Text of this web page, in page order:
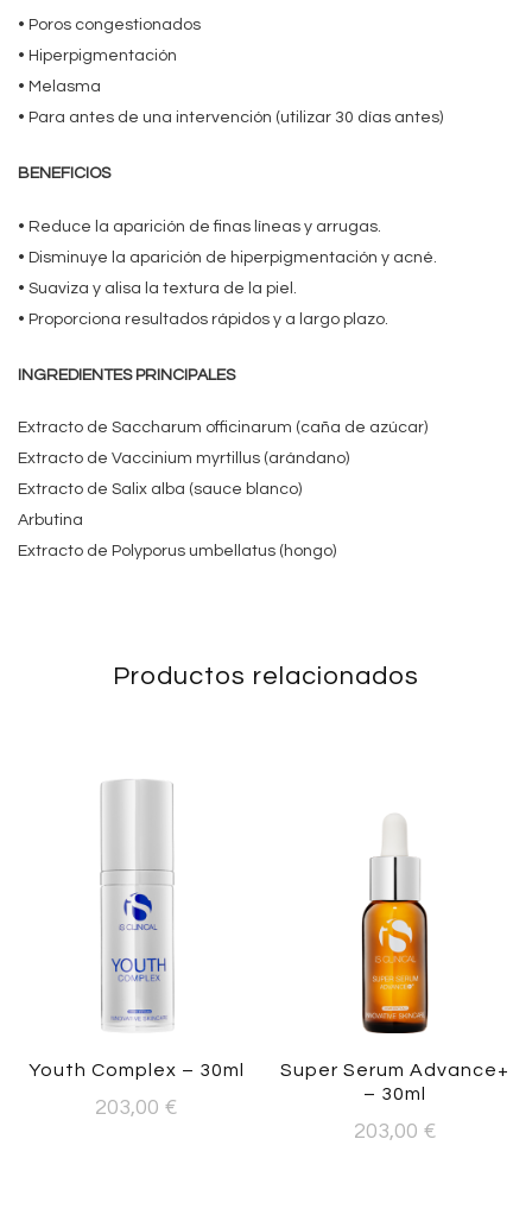
• Poros congestionados
• Hiperpigmentación
• Melasma
• Para antes de una intervención (utilizar 30 días antes)
BENEFICIOS
• Reduce la aparición de finas líneas y arrugas.
• Disminuye la aparición de hiperpigmentación y acné.
• Suaviza y alisa la textura de la piel.
• Proporciona resultados rápidos y a largo plazo.
INGREDIENTES PRINCIPALES
Extracto de Saccharum officinarum (caña de azúcar)
Extracto de Vaccinium myrtillus (arándano)
Extracto de Salix alba (sauce blanco)
Arbutina
Extracto de Polyporus umbellatus (hongo)
Productos relacionados
Youth Complex – 30ml
203,00 €
Super Serum Advance+
– 30ml
203,00 €